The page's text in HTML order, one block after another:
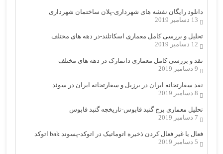
دانلود رایگان نقشه های شهرداری-پلان ساختمان شهرداری
13 دسامبر 2019
تحلیل و بررسی کامل معماری اسکاتلند-در دهه های مختلف
12 دسامبر 2019
نقد و بررسی کامل معماری دانمارک در دهه های مختلف
9 دسامبر 2019
نقد سفارتخانه ایران در برزیل و سفارتخانه ایران در سوئد
8 دسامبر 2019
تحلیل معماری برج گنبد قابوس-تاریخچه گنبد قابوس
7 دسامبر 2019
فعال یا غیر فعال کردن ذخیره اتوماتیک در اتوکد-پسوند bak اتوکد
5 دسامبر 2019